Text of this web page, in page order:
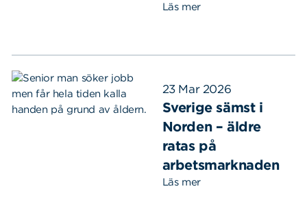
Läs mer
23 Mar 2026
Sverige sämst i
Norden – äldre
ratas på
arbetsmarknaden
Läs mer